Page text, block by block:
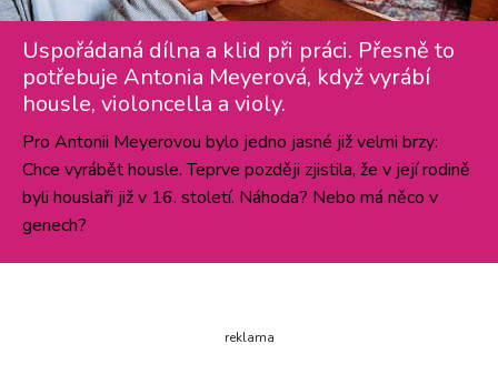
Uspořádaná dílna a klid při práci. Přesně to
potřebuje Antonia Meyerová, když vyrábí
housle, violoncella a violy.
Pro Antonii Meyerovou bylo jedno jasné již velmi brzy:
Chce vyrábět housle. Teprve později zjistila, že v její rodině
byli houslaři již v 16. století. Náhoda? Nebo má něco v
genech?
reklama